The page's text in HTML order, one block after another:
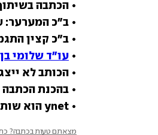
• הכתבה
• עו"ד שלומי
• ynet הוא שותף באתר פסקדין
מצאתם טעות בכתבה?